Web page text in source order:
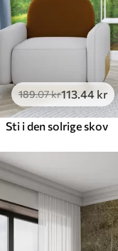
189.07kr113.44 kr
Sti i den solrige skov